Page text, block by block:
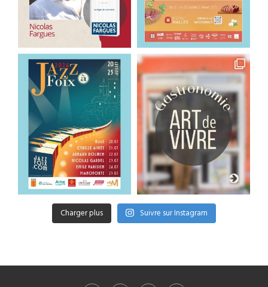
Charger plus Suivre sur Instagram